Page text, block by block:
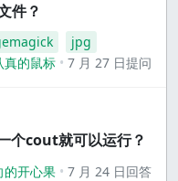
件？
jpg
真的鼠标
7 月 27 日提问
个cout就可以运行？
的开心果 7 月 24 日回答